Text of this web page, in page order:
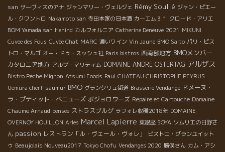
san サーヴィスのアナ ジャンマリー・ヴェルジェ Rémy Soulié ジャン・ピエー
ル・クワントロ Nakamoto san 寺田本家の日本酒 カーエム３１ クロード・アリエ
BOM Yamada san Henind カルフォルニア Catherine Deneuve 2021 MIKUNI
Cuvee des Fous Cuvée Chat MARC 濃いワイン Vin Jaune BMO Saito パリ・ビス
トロ・マルゴ オー・ドゥ・スッシュ社 Paris bistros 西南部地方 BMOメンバー
カタロニア地方 アルプ・マリティム DOMAINE ANDRE OSTERTAG アルザス
Bistro Peche Mignon Atsumi Foods Paul CHATEAU CHRISTOPHE PEYRUS
Uemura cherf saumur BMO グランクリュ街道 Brasserie Vendange ドメーヌ・
ラ・プティット・べニューズ ボジョロワーズ Repaire et Cartouche Domaine
Chaume Arnaud pensee ストラスブルグ ラフォレ収穫2018年 DOMAINE
OVERNOY HOUILLON Arles Marcel Lapierre 東銀座 SOYA ソムリエの日野さ
ん passion レストラン「ル・ヴェール・ヴォレ」
ビストロ・グランユイット
ゥ Beaujolais Nouveau2017 Tokyo Chofu Vendanges 2020 勝俣さん カム・アシ